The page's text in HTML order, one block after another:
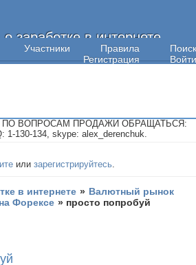
заработке в интернете
Участники Правила
Поиск
Регистрация
Войти
ВОПРОСАМ ПРОДАЖИ ОБРАЩАТЬСЯ:
1-130-134, skype: alex_derenchuk.
илизарегистрируйтесь
в интернете » Валютный рынок
Форексе » просто попробуй